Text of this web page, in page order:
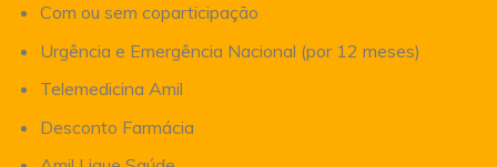
Com ou sem coparticipação
Urgência e Emergência Nacional (por 12 meses)
Telemedicina Amil
Desconto Farmácia